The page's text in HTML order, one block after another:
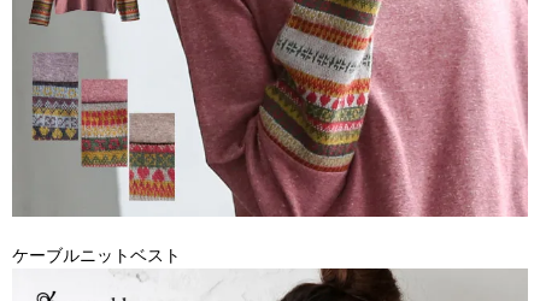
ケーブルニットベスト